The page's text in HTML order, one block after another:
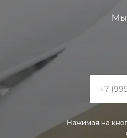
Мы
Нажимая на